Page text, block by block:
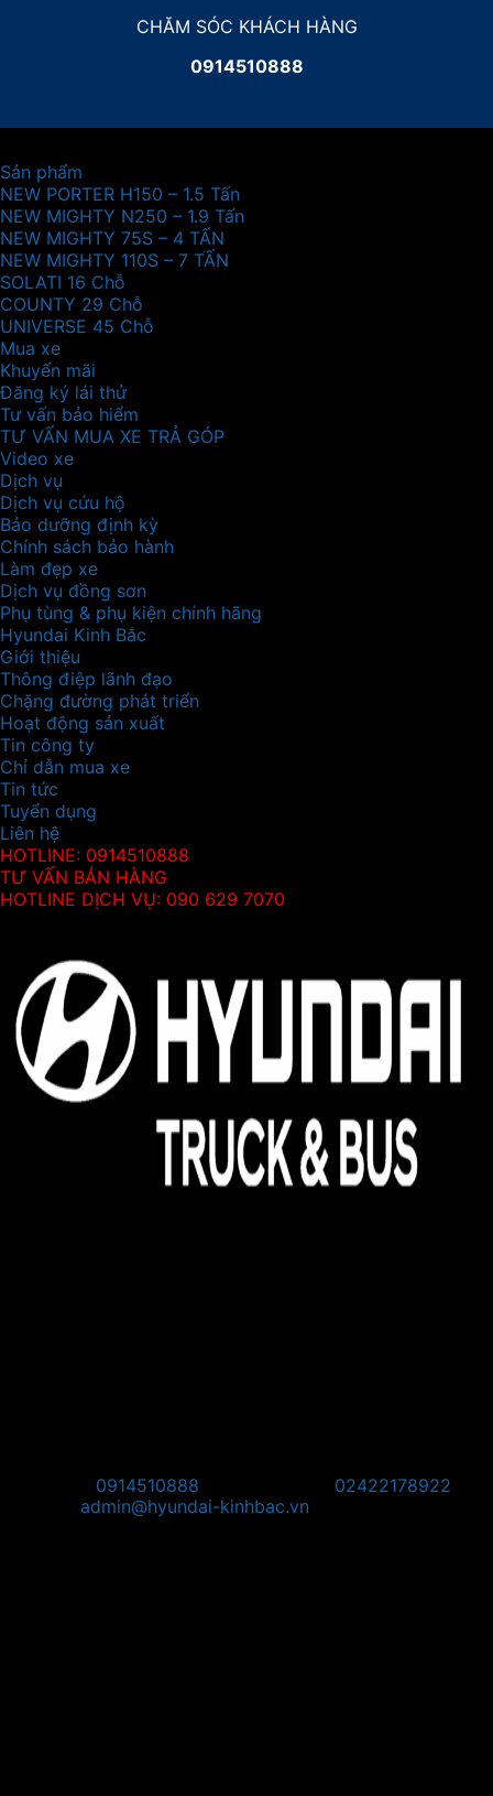
CHĂM SÓC KHÁCH HÀNG
0914510888
Sản phẩm
NEW PORTER H150 – 1.5 Tấn
NEW MIGHTY N250 – 1.9 Tấn
NEW MIGHTY 75S – 4 TẤN
NEW MIGHTY 110S – 7 TẤN
SOLATI 16 Chỗ
COUNTY 29 Chỗ
UNIVERSE 45 Chỗ
Mua xe
Khuyến mãi
Đăng ký lái thử
Tư vấn bảo hiểm
TƯ VẤN MUA XE TRẢ GÓP
Video xe
Dịch vụ
Dịch vụ cứu hộ
Bảo dưỡng định kỳ
Chính sách bảo hành
Làm đẹp xe
Dịch vụ đồng sơn
Phụ tùng & phụ kiện chính hãng
Hyundai Kinh Bắc
Giới thiệu
Thông điệp lãnh đạo
Chặng đường phát triển
Hoạt động sản xuất
Tin công ty
Chỉ dẫn mua xe
Tin tức
Tuyển dụng
Liên hệ
HOTLINE: 0914510888
TƯ VẤN BÁN HÀNG
HOTLINE DỊCH VỤ: 090 629 7070
0914510888
02422178922
admin@hyundai-kinhbac.vn